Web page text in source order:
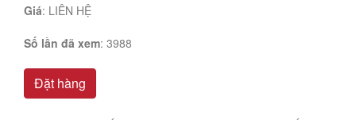
Giá: LIÊN HỆ
Số lần đã xem: 3988
Đặt hàng